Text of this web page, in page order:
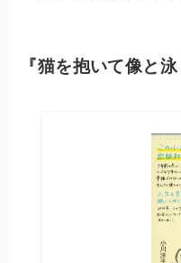
『猫を抱いて像と